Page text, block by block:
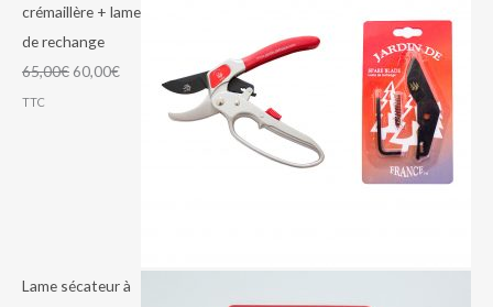
crémaillère + lame
de rechange
65,00€ 60,00€
TTC
Lame sécateur à